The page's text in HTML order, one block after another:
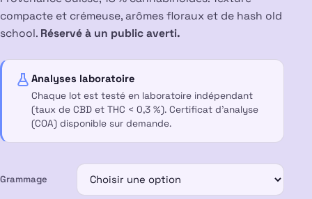
17,00 €
à
55,00 €
compacte et crémeuse, arômes floraux et de hash old
school. Réservé à un public averti.
Analyses laboratoire
Chaque lot est testé en laboratoire indépendant
(taux de CBD et THC < 0,3 %). Certificat d’analyse
(COA) disponible sur demande.
Grammage